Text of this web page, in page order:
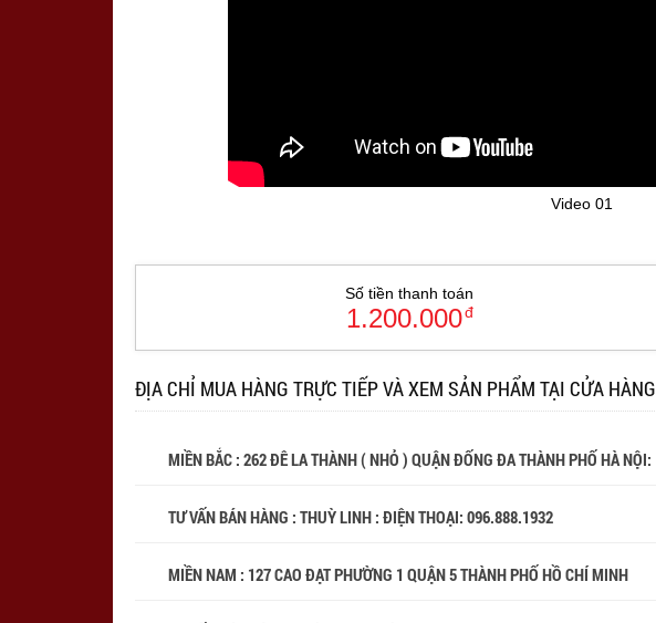
Video 01
Số tiền thanh toán
1.200.000đ
ĐỊA CHỈ MUA HÀNG TRỰC TIẾP VÀ XEM SẢN PHẨM TẠI CỬA HÀNG
MIỀN BẮC : 262 ĐÊ LA THÀNH ( NHỎ ) QUẬN ĐỐNG ĐA THÀNH PHỐ HÀ NỘI:
TƯ VẤN BÁN HÀNG : THUỲ LINH : ĐIỆN THOẠI: 096.888.1932
MIỀN NAM : 127 CAO ĐẠT PHƯỜNG 1 QUẬN 5 THÀNH PHỐ HỒ CHÍ MINH